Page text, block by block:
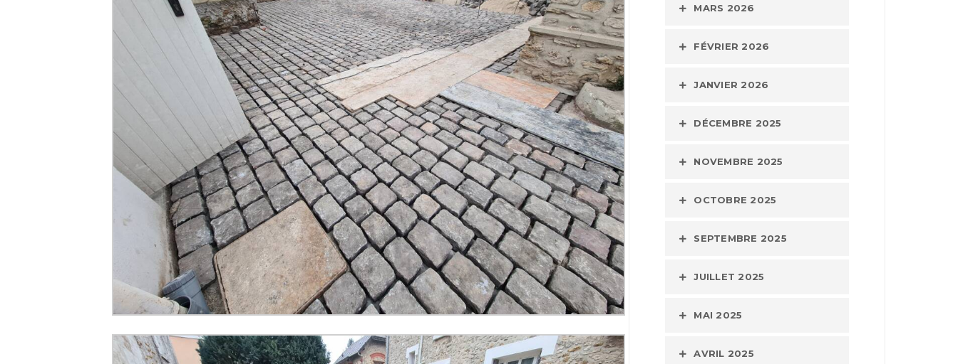
MARS 2026
FÉVRIER 2026
JANVIER 2026
DÉCEMBRE 2025
NOVEMBRE 2025
OCTOBRE 2025
SEPTEMBRE 2025
JUILLET 2025
MAI 2025
AVRIL 2025